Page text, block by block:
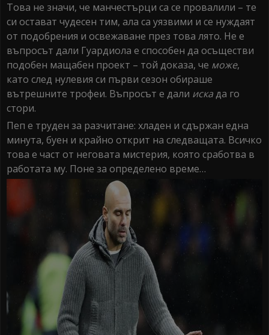
Това не значи, че манчестърци са се провалили – те
си остават чудесен тим, ала са уязвими и се нуждаят
от подобрения и освежаване през това лято. Не е
въпросът дали Гуардиола е способен да осъществи
подобен мащабен проект – той доказа, че може,
като след нулевия си първи сезон обираше
вътрешните трофеи. Въпросът е дали искада го
стори.
Пеп е труден за разчитане: хладен и сдържан една
минута, буен и крайно открит на следващата. Всичко
това е част от неговата мистерия, която сработва в
работата му. Поне за определено време…